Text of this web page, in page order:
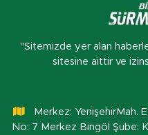
"Sitemizde yer alan
sitesine aittir ve
Merkez: YenişehirMah.
No: 7 Merkez Bingöl Şube: